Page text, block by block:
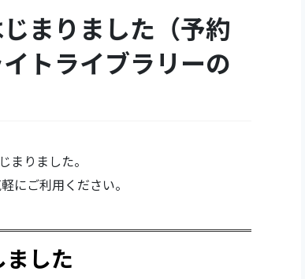
まりました（予約
トライブラリーの
りました。
にご利用ください。
した